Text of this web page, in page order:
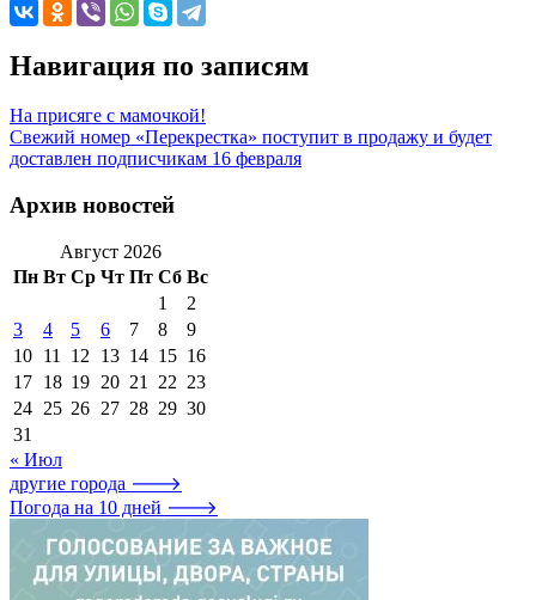
Навигация по записям
На присяге с мамочкой!
Свежий номер «Перекрестка» поступит в продажу и будет
доставлен подписчикам 16 февраля
Архив новостей
Август 2026
Пн Вт Ср Чт Пт Сб Вс
1
2
3
4 5 6 7 8
9
10 11 12 13 14 15 16
17 18 19 20 21 22 23
24 25 26 27 28 29 30
31
« Июл
другие города 🡒
Погода на 10 дней 🡒